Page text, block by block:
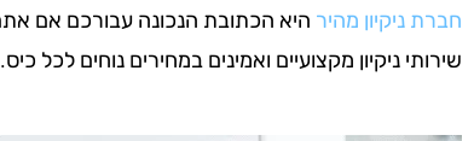
חברת ניקיון מהיר היא הכתובת הנכונה עבורכם אם אתם
שירותי ניקיון מקצועיים ואמינים במחירים נוחים לכל